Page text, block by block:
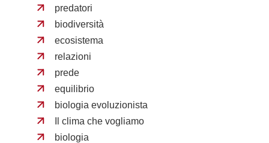
predatori
biodiversità
ecosistema
relazioni
prede
equilibrio
biologia evoluzionista
Il clima che vogliamo
biologia